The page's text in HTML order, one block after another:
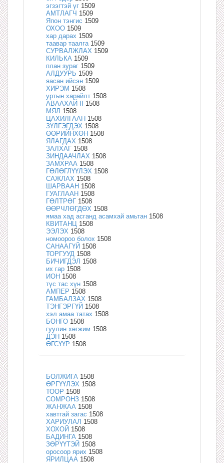
эгзэгтэй үг 1509
АМТЛАГЧ 1509
Япон тэнгис 1509
ОХОО 1509
хар дарах 1509
таавар таалга 1509
СУРВАЛЖЛАХ 1509
КИЛЬКА 1509
план зураг 1509
АЛДУУРЬ 1509
яасан ийсэн 1509
ХИРЭМ 1508
уртын харайлт 1508
АВААХАЙ II 1508
МЯЛ 1508
ЦАХИЛГААН 1508
ЗҮЛГЭГДЭХ 1508
ӨӨРИЙНХӨН 1508
ЯЛАГДАХ 1508
ЗАЛХАГ 1508
ЗИНДААЧЛАХ 1508
ЗАМХРАА 1508
ГӨЛӨГЛҮҮЛЭХ 1508
САЖЛАХ 1508
ШАРВААН 1508
ГУАГЛААН 1508
ГӨЛТРӨГ 1508
ӨӨРЧЛӨГДӨХ 1508
ямаа хад асганд асамхай амьтан 1508
КВИТАНЦ 1508
ЭЭЛЭХ 1508
номоороо болох 1508
САНААГҮЙ 1508
ТОРГУУД 1508
БИЧИГДЭЛ 1508
их гар 1508
ИОН 1508
түс тас хүн 1508
АМПЕР 1508
ГАМБАЛЗАХ 1508
ТЭНГЭРГҮЙ 1508
хэл амаа татах 1508
БОНГО 1508
гуулин хөгжим 1508
ДЭН 1508
ӨГСҮҮР 1508
БОЛЖИГА 1508
ӨРГҮҮЛЭХ 1508
ТООР 1508
СОМРОНЗ 1508
ЖАНЖАА 1508
хавтгай загас 1508
ХАРИУЛАЛ 1508
ХОХОЙ 1508
БАДИНГА 1508
ЗӨРҮҮТЭЙ 1508
оросоор ярих 1508
ЯРИЛЦАА 1508